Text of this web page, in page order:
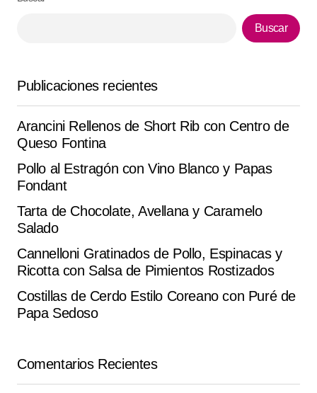
primera. qué buena guía.
septiembre 1, 2025 at 3:02 pm
Muy práctico y sabroso esta de ‘Pollo al Limón y
Romero’. me salió deliciosa, gracias por los tips.
septiembre 16, 2025 at 11:05 pm
Buscar
Publicaciones recientes
Arancini Rellenos de Short Rib con Centro de
Queso Fontina
Pollo al Estragón con Vino Blanco y Papas
Fondant
Tarta de Chocolate, Avellana y Caramelo
Salado
Cannelloni Gratinados de Pollo, Espinacas y
Ricotta con Salsa de Pimientos Rostizados
Costillas de Cerdo Estilo Coreano con Puré de
Papa Sedoso
Comentarios Recientes